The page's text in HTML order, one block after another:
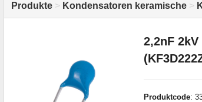
Produkte > Kondensatoren keramische >
2,2nF 2kV
Produktcode: